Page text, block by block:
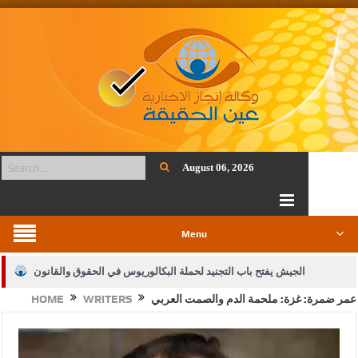
August 06, 2026
Menu
الجيش يفتح باب التجنيد لحملة البكالوريوس في الحقوق والقانون
بيان اجتماع عمّان:دعم الوصاية الهاشمية التاريخية على المقدسات
الإسلامية والمسيحية
HOME WRITERS عمر ضمرة: غزة: ملحمة الدم والصمت العربي